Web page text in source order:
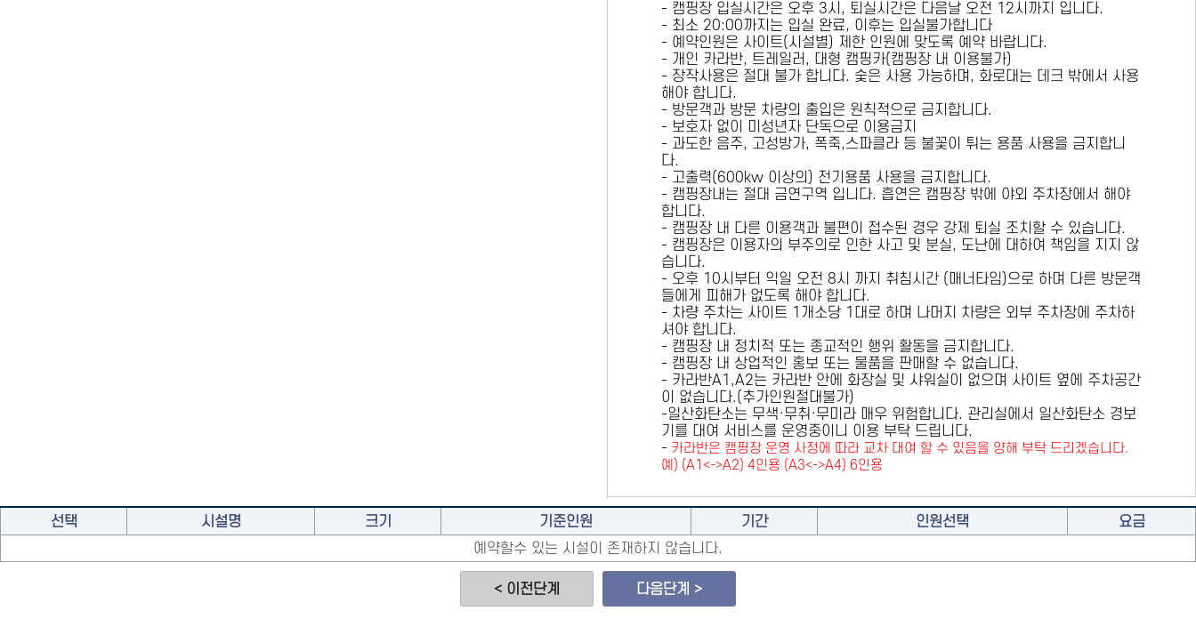
- 캠핑장 입실시간은 오후 3시, 퇴실시간은 다음날 오전 12시까지 입니다.
- 최소 20:00까지는 입실 완료, 이후는 입실불가합니다
- 예약인원은 사이트(시설별) 제한 인원에 맞도록 예약 바랍니다.
- 개인 카라반, 트레일러, 대형 캠핑카(캠핑장 내 이용불가)
- 장작사용은 절대 불가 합니다. 숯은 사용 가능하며, 화로대는 데크 밖에서 사용
해야 합니다.
- 방문객과 방문 차량의 출입은 원칙적으로 금지합니다.
- 보호자 없이 미성년자 단독으로 이용금지
- 과도한 음주, 고성방가, 폭죽,스파클라 등 불꽃이 튀는 용품 사용을 금지합니
다.
- 고출력(600kw 이상의) 전기용품 사용을 금지합니다.
- 캠핑장내는 절대 금연구역 입니다. 흡연은 캠핑장 밖에 야외 주차장에서 해야
합니다.
- 캠핑장 내 다른 이용객과 불편이 접수된 경우 강제 퇴실 조치할 수 있습니다.
- 캠핑장은 이용자의 부주의로 인한 사고 및 분실, 도난에 대하여 책임을 지지 않
습니다.
- 오후 10시부터 익일 오전 8시 까지 취침시간 (매너타임)으로 하며 다른 방문객
들에게 피해가 없도록 해야 합니다.
- 차량 주차는 사이트 1개소당 1대로 하며 나머지 차량은 외부 주차장에 주차하
셔야 합니다.
- 캠핑장 내 정치적 또는 종교적인 행위 활동을 금지합니다.
- 캠핑장 내 상업적인 홍보 또는 물품을 판매할 수 없습니다.
- 카라반A1,A2는 카라반 안에 화장실 및 샤워실이 없으며 사이트 옆에 주차공간
이 없습니다.(추가인원절대불가)
-일산화탄소는 무색·무취·무미라 매우 위험합니다. 관리실에서 일산화탄소 경보
기를 대여 서비스를 운영중이니 이용 부탁 드립니다.
- 카라반은 캠핑장 운영 사정에 따라 교차 대여 할 수 있음을 양해 부탁 드리겠습니다.
예) (A1<->A2) 4인용 (A3<->A4) 6인용
선택 시설명 크기 기준인원 기간 인원선택
요금
예약할수 있는 시설이 존재하지 않습니다.
< 이전단계 다음단계 >